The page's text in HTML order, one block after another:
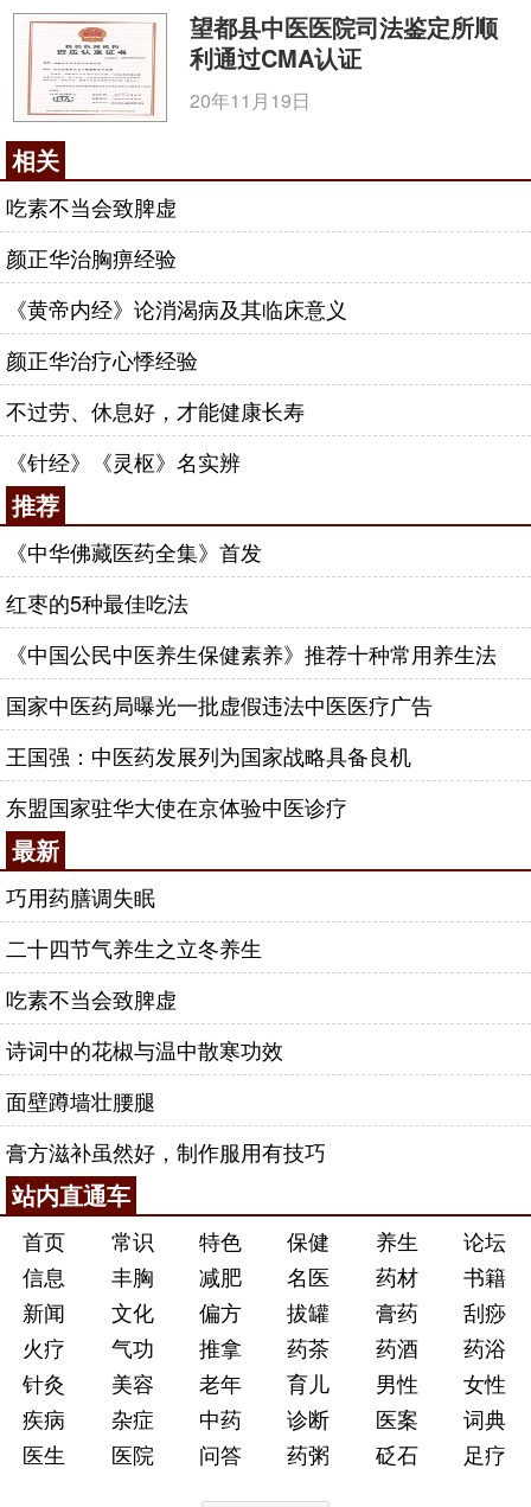
中医讲“初病在经，久病入络”，主要是说各种病
证久治不愈，必定会由浅入深，由经入络，就会使得
气血闭塞不通而造成积滞、拥堵。临床可见头痛、眩
晕、胸痹心痛，甚至因脑血管栓塞或出血而致偏瘫、
失语等。这种状态一旦发生，说明身体状态已经很差
了，一定要及时治疗基础疾病。在此基础上，有慢性
疾病的人群，一定要戒烟酒，清淡饮食， 控制好血
压、血糖、血脂是关键，选择简单易行的有氧运动，
如跳舞、慢跑、太极拳等， 调畅情志，注重顺时养
生。
另外，还可学一些简单的自我按摩法，如十指梳
头皮法、搓掌揉脸法、搓揉耳廓法等。通过不同手法
的经络穴位按摩，可使经脉畅通，增强机体免疫力，
强健身体，益寿延年。
咨询电话：
望都县中医医院司法鉴定所顺
利通过CMA认证
20年11月19日
相关
吃素不当会致脾虚
颜正华治胸痹经验
《黄帝内经》论消渴病及其临床意义
颜正华治疗心悸经验
不过劳、休息好，才能健康长寿
《针经》《灵枢》名实辨
推荐
《中华佛藏医药全集》首发
红枣的5种最佳吃法
《中国公民中医养生保健素养》推荐十种常用养生法
国家中医药局曝光一批虚假违法中医医疗广告
王国强：中医药发展列为国家战略具备良机
东盟国家驻华大使在京体验中医诊疗
最新
巧用药膳调失眠
二十四节气养生之立冬养生
吃素不当会致脾虚
诗词中的花椒与温中散寒功效
面壁蹲墙壮腰腿
膏方滋补虽然好，制作服用有技巧
站内直通车
首页 常识 特色 保健 养生
论坛
信息
丰胸 减肥 名医 药材
书籍
新闻
文化 偏方 拔罐 膏药
刮痧
火疗
气功 推拿 药茶 药酒
药浴
针灸
美容 老年 育儿 男性
女性
疾病
杂症 中药 诊断 医案
词典
医生
医院 问答 药粥 砭石 足疗